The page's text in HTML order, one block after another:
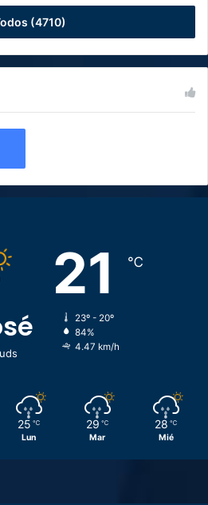
(4710)
21 ℃
23º - 20º
84%
4.47 km/h
25 ℃
Lun
29 ℃
Mar
28 ℃
Mié